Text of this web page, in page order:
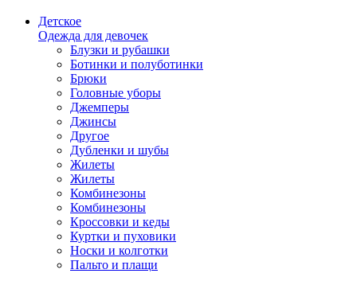
Детское
Одежда для девочек
Блузки и рубашки
Ботинки и полуботинки
Брюки
Головные уборы
Джемперы
Джинсы
Другое
Дубленки и шубы
Жилеты
Жилеты
Комбинезоны
Комбинезоны
Кроссовки и кеды
Куртки и пуховики
Носки и колготки
Пальто и плащи